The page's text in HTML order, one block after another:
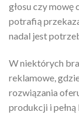
głosu czy mowę
potrafią
nadal jest
W niektórych
reklamowe,
rozwiązania
produkcji i